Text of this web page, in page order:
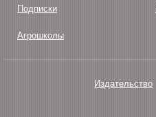
Подписки
Агрошколы
Издательство